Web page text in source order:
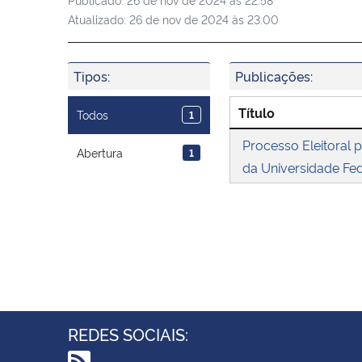
Atualizado: 26 de nov de 2024 às 23:00
Tipos:
Todos 1
Abertura 1
Publicações:
Título
Processo Eleitoral
da Universidade
REDES SOCIAIS: